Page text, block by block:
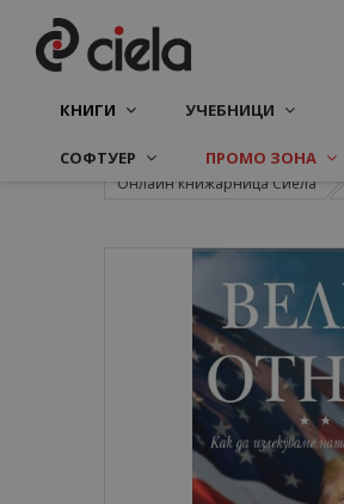
КНИГИ УЧЕБНИЦИ
СОФТУЕР ПРОМО ЗОНА
Онлайн книжарница Сиела